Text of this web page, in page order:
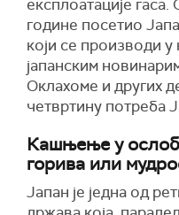
експлоатације гаса.
године посетио
који се производи
јапанским
Оклахоме и других
четвртину потреба
Кашњење у
горива или
Јапан је једна од